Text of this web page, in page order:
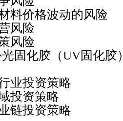
格波动的风险
险
险
化胶（UV固化胶
投资策略
资策略
投资策略